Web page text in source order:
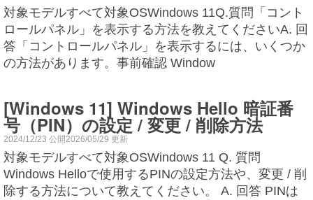
対象モデルすべて対象OSWindows 11Q.質問「コント
ロールパネル」を表示する方法を教えてくださいA. 回
答「コントロールパネル」を表示するには、いくつか
の方法があります。事前確認 Window
[Windows 11] Windows Hello 暗証番
号（PIN）の設定 / 変更 / 削除方法
2024/12/23 公開2026/05/29 更新
対象モデルすべて対象OSWindows 11 Q. 質問
Windows Helloで使用するPINの設定方法や、変更 / 削
除する方法について教えてください。 A. 回答 PINは